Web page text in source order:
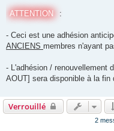
ATTENTION :
- Ceci est une adhésion
ANCIENS membres n'ayant
- L'adhésion / renouvellement
AOUT] sera disponible à la fin
Verrouillé
2